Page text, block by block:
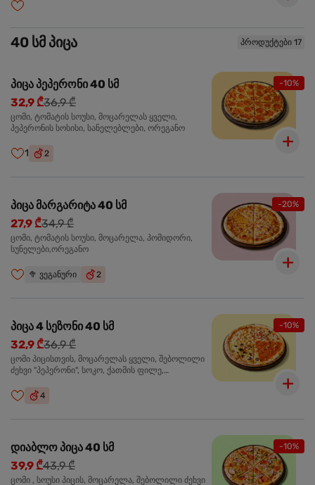
40 სმ პიცა პროდუქტები 17
-10%
პიცა პეპერონი 40 სმ
32,9 ₾36,9 ₾
ცომი, ტომატის სოუსი, მოცარელას ყველი,
პეპერონის სოსისი, სანელებლები, ორეგანო
1 2
-20%
პიცა მარგარიტა 40 სმ
27,9 ₾34,9 ₾
ცომი, ტომატის სოუსი, მოცარელა, პომიდორი,
სუნელები,ორეგანო
🥦 ვეგანური 2
-10%
პიცა 4 სეზონი 40 სმ
32,9 ₾36,9 ₾
ცომი პიცისთვის, მოცარელას ყველი, შებოლილი
ძეხვი "პეპერონი", სოკო, ქათმის ფილე,
4
-10%
დიაბლო პიცა 40 სმ
39,9 ₾43,9 ₾
ცომი , სოუსი პიცის, მოცარელა, შებოლილი ძეხვი